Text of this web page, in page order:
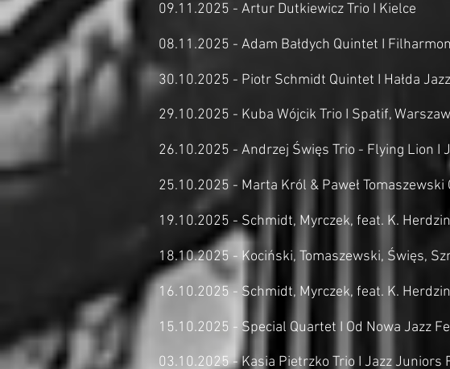
09.11.2025 - Artur Dutkiewicz Trio I Kielce
08.11.2025 - Adam Bałdych Quintet I
30.10.2025 - Piotr Schmidt Quintet I Hałda
29.10.2025 - Kuba Wójcik Trio I Spatif,
26.10.2025 - Andrzej Święs Trio - Flying Lion I
25.10.2025 - Marta Król & Paweł
19.10.2025 - Schmidt, Myrczek, feat. K.
18.10.2025 - Kociński, Tomaszewski, Święs,
16.10.2025 - Schmidt, Myrczek, feat. K.
15.10.2025 - Special Quartet I Od Nowa Jazz
03.10.2025 - Kasia Pietrzko Trio I Jazz Juniors